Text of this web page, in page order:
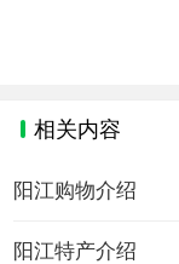
相关内容
阳江购物介绍
阳江特产介绍